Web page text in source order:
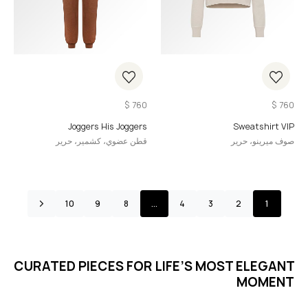
$ 760
Sweatshirt VIP
صوف ميرينو، حرير
$ 760
Joggers His Joggers
قطن عضوي، كشمير، حرير
1
2
3
4
…
8
9
10
CURATED PIECES FOR LIFE’S MOST ELEGANT
MOMENT